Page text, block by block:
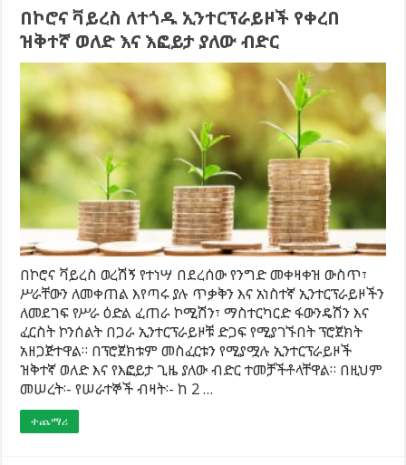
በኮሮና ቫይረስ ለተጎዱ ኢንተርፕራይዞች የቀረበ
ዝቅተኛ ወለድ እና እፎይታ ያለው ብድር
በኮሮና ቫይረስ ወረሽኝ የተነሣ በደረሰው የንግድ መቀዛቀዝ ውስጥ፣
ሥራቸውን ለመቀጠል እየጣሩ ያሉ ጥቃቅን እና አነስተኛ ኢንተርፕራይዞችን
ለመደገፍ የሥራ ዕድል ፈጠራ ኮሚሽን፣ ማስተርካርድ ፋውንዴሽን እና
ፈርስት ኮንሰልት በጋራ ኢንተርፕራይዞቹ ድጋፍ የሚያገኙበት ፕሮጀክት
አዘጋጅተዋል። በፕሮጀክቱም መስፈርቱን የሚያሟሉ ኢንተርፕራይዞች
ዝቅተኛ ወለድ እና የእፎይታ ጊዜ ያለው ብድር ተመቻችቶላቸዋል። በዚህም
መሠረት፡- የሠራተኞች ብዛት፡- ከ 2 …
ተጨማሪ